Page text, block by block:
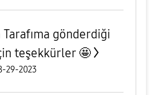
gönderdiği
teşekkürler 🤩
29-2023